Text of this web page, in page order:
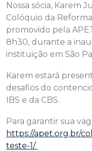
Nossa sócia, Karem
Colóquio da
promovido pela
8h30, durante a
instituição em São
Karem estará
desafios do
IBS e da CBS.
Para garantir sua
https://apet.org.br/
teste-1/